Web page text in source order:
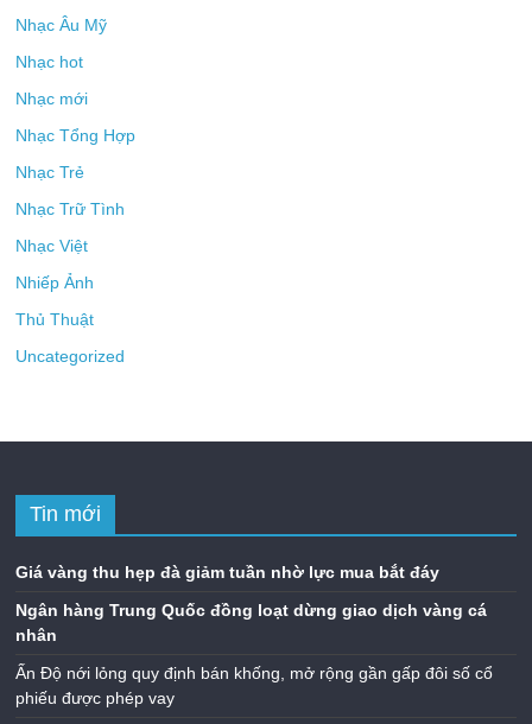
Nhạc Âu Mỹ
Nhạc hot
Nhạc mới
Nhạc Tổng Hợp
Nhạc Trẻ
Nhạc Trữ Tình
Nhạc Việt
Nhiếp Ảnh
Thủ Thuật
Uncategorized
Tin mới
Giá vàng thu hẹp đà giảm tuần nhờ lực mua bắt đáy
Ngân hàng Trung Quốc đồng loạt dừng giao dịch vàng cá
nhân
Ấn Độ nới lỏng quy định bán khống, mở rộng gần gấp đôi số cổ
phiếu được phép vay